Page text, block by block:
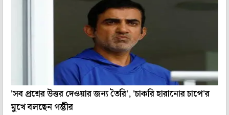
'সব প্রশ্নের উত্তর দেওয়ার জন্য তৈরি', 'চাকরি হারানোর চাপে'র
মুখে বলছেন গম্ভীর